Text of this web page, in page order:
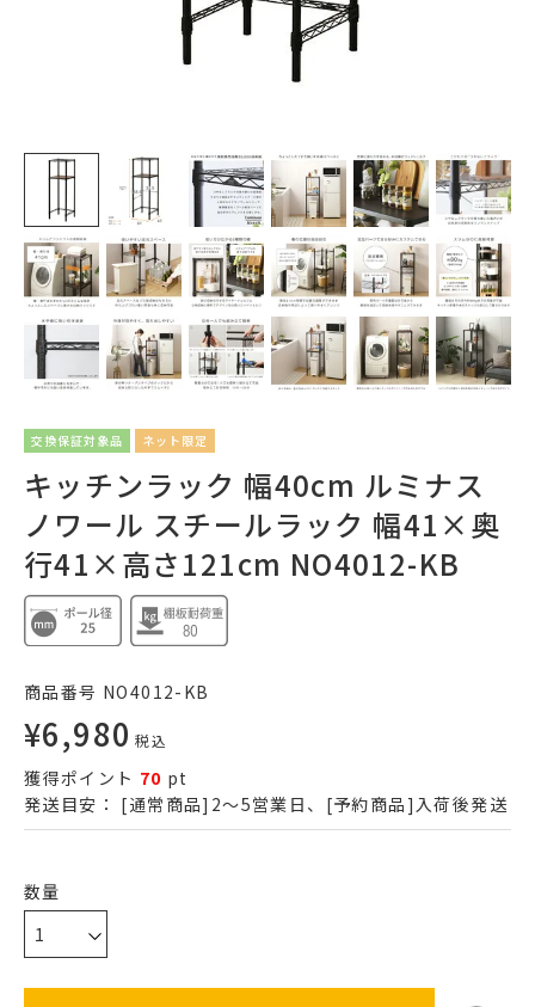
交換保証対象品 ネット限定
キッチンラック 幅40cm ルミナス
ノワール スチールラック 幅41×奥
行41×高さ121cm NO4012-KB
商品番号 NO4012-KB
¥6,980 税込
獲得ポイント 70 pt
発送目安： [通常商品]2～5営業日、[予約商品]入荷後発送